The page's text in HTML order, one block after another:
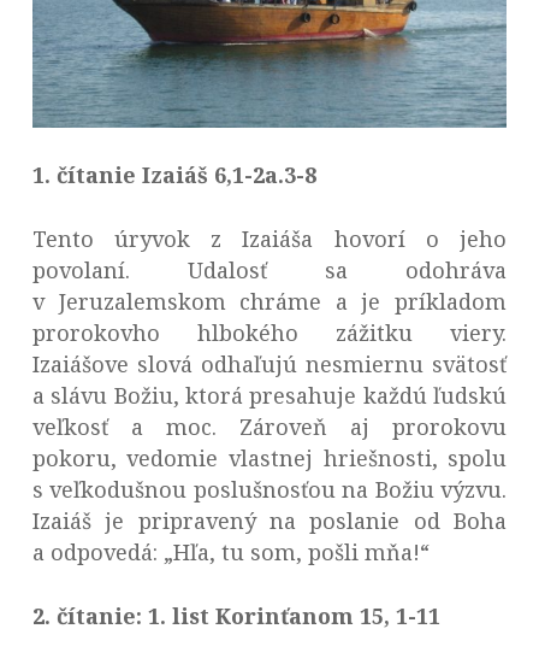
1. čítanie Izaiáš 6,1-2a.3-8
Tento úryvok z Izaiáša hovorí o jeho
povolaní. Udalosť sa odohráva
v Jeruzalemskom chráme a je príkladom
prorokovho hlbokého zážitku viery.
Izaiášove slová odhaľujú nesmiernu svätosť
a slávu Božiu, ktorá presahuje každú ľudskú
veľkosť a moc. Zároveň aj prorokovu
pokoru, vedomie vlastnej hriešnosti, spolu
s veľkodušnou poslušnosťou na Božiu výzvu.
Izaiáš je pripravený na poslanie od Boha
a odpovedá: „Hľa, tu som, pošli mňa!“
2. čítanie: 1. list Korinťanom 15, 1-11